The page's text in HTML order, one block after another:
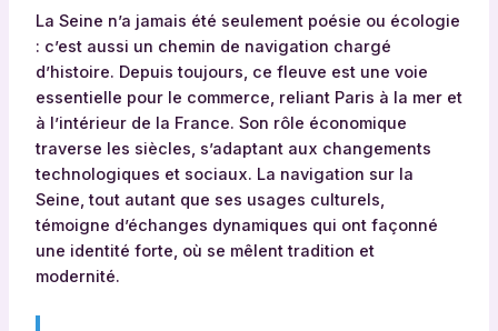
La Seine n’a jamais été seulement poésie ou écologie
: c’est aussi un chemin de navigation chargé
d’histoire. Depuis toujours, ce fleuve est une voie
essentielle pour le commerce, reliant Paris à la mer et
à l’intérieur de la France. Son rôle économique
traverse les siècles, s’adaptant aux changements
technologiques et sociaux. La navigation sur la
Seine, tout autant que ses usages culturels,
témoigne d’échanges dynamiques qui ont façonné
une identité forte, où se mêlent tradition et
modernité.